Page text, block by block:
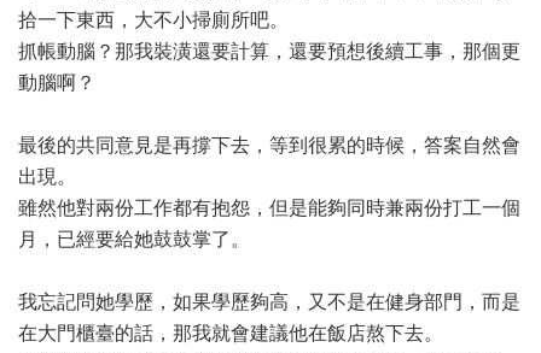
拾一下東西，大不小掃廁所吧。
抓帳動腦？那我裝潢還要計算，還要預想後續工事，那個更
動腦啊？
最後的共同意見是再撐下去，等到很累的時候，答案自然會
出現。
雖然他對兩份工作都有抱怨，但是能夠同時兼兩份打工一個
月，已經要給她鼓鼓掌了。
我忘記問她學歷，如果學歷夠高，又不是在健身部門，而是
在大門櫃臺的話，那我就會建議他在飯店熬下去。